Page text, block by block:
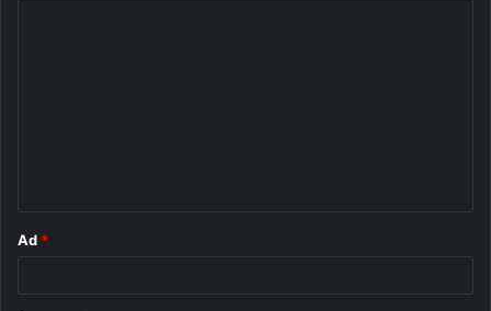
Ad *